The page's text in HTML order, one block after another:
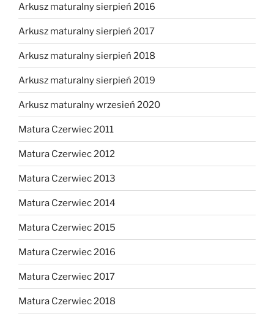
Arkusz maturalny sierpień 2016
Arkusz maturalny sierpień 2017
Arkusz maturalny sierpień 2018
Arkusz maturalny sierpień 2019
Arkusz maturalny wrzesień 2020
Matura Czerwiec 2011
Matura Czerwiec 2012
Matura Czerwiec 2013
Matura Czerwiec 2014
Matura Czerwiec 2015
Matura Czerwiec 2016
Matura Czerwiec 2017
Matura Czerwiec 2018